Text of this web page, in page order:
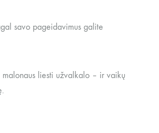
savo pageidavimus galite
liesti užvalkalo – ir vaikų